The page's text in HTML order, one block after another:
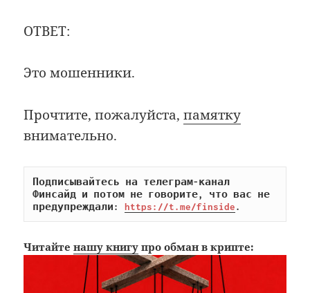
ОТВЕТ:
Это мошенники.
Прочтите, пожалуйста,памятку
внимательно.
Подписывайтесь на телеграм-канал
Финсайд и потом не говорите, что вас не
предупреждали: https://t.me/finside.
Читайтенашу книгу про обман в крипте: